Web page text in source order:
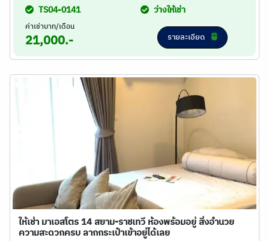
TS04-0141 ว่างให้เช่า
ค่าเช่าบาท/เดือน
21,000.- รายละเอียด
ให้เช่า มาเอสโตร 14 สยาม-ราชเทวี ห้องพร้อมอยู่ สิ่งอำนวย
ความสะดวกครบ ลากกระเป๋าเข้าอยู่ได้เลย